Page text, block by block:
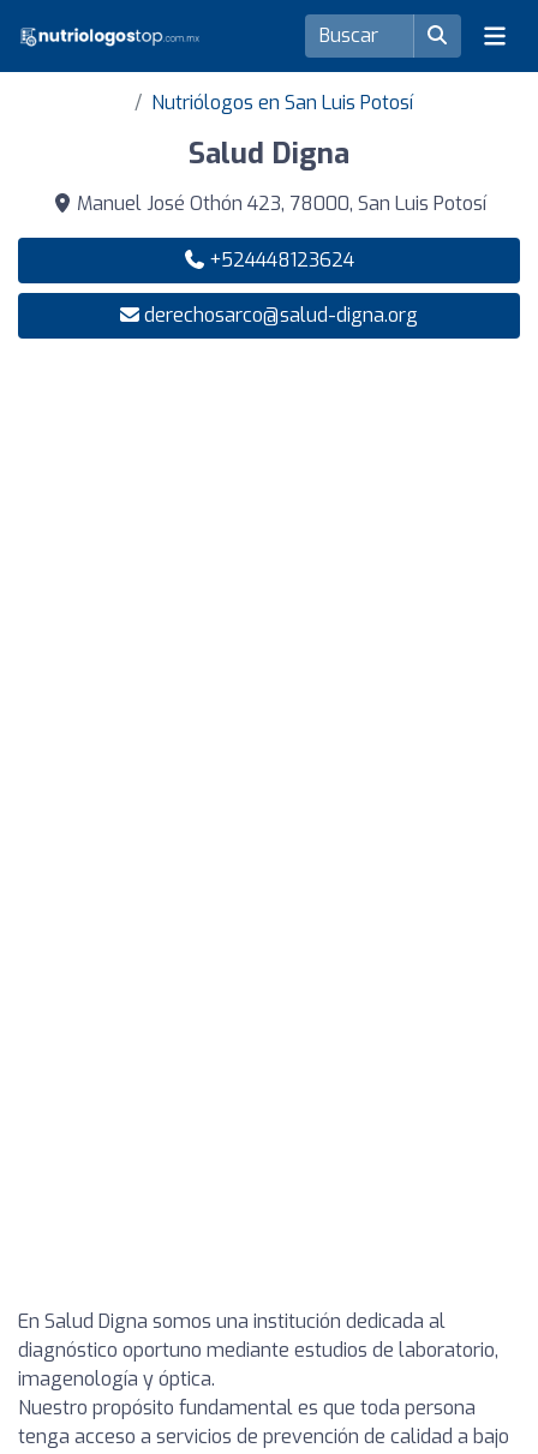
Nutriólogos en San Luis Potosí
Salud Digna
Manuel José Othón 423, 78000, San Luis Potosí
+524448123624
derechosarco@salud-digna.org
En Salud Digna somos una institución dedicada al
diagnóstico oportuno mediante estudios de laboratorio,
imagenología y óptica.
Nuestro propósito fundamental es que toda persona
tenga acceso a servicios de prevención de calidad a bajo